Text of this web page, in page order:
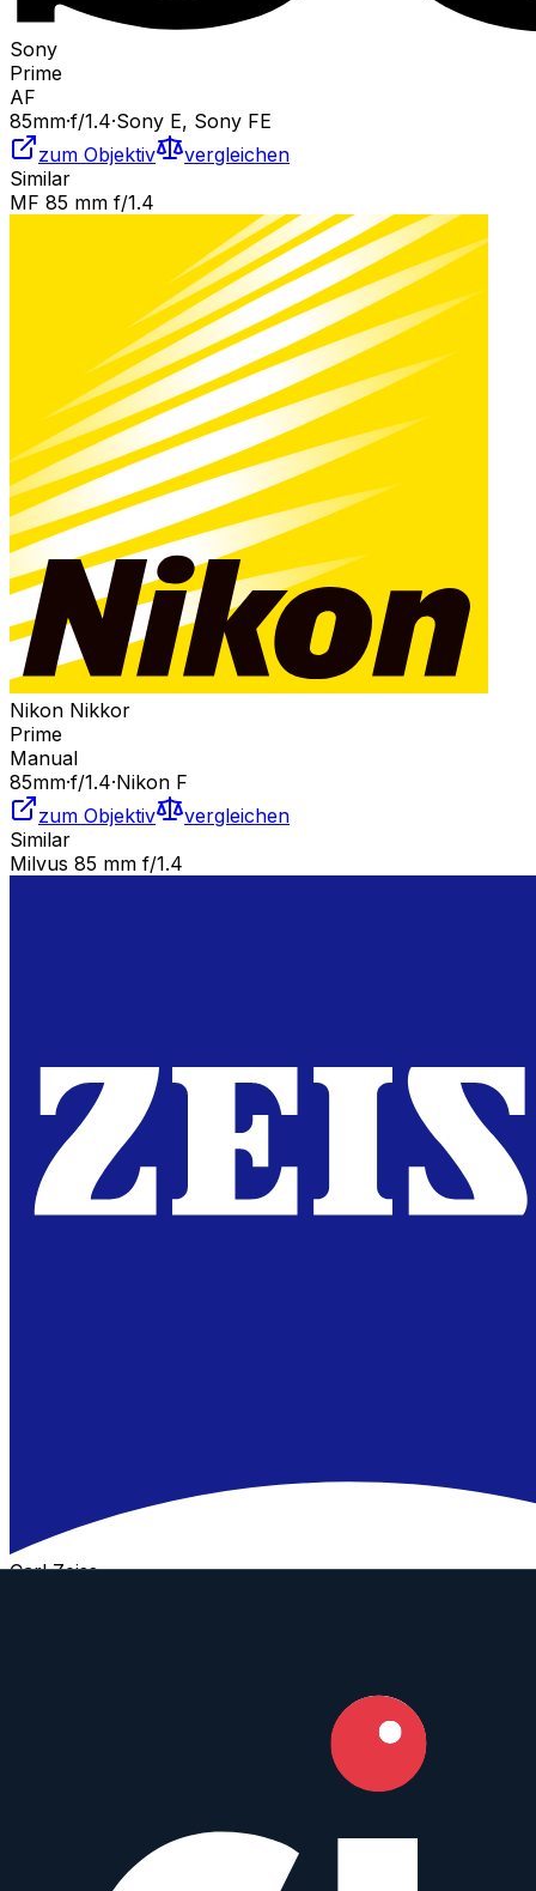
Sony
Prime
AF
85mm·f/1.4·Sony E, Sony FE
zum Objektiv
vergleichen
Similar
MF 85 mm f/1.4
Nikon Nikkor
Prime
Manual
85mm·f/1.4·Nikon F
zum Objektiv
vergleichen
Similar
Milvus 85 mm f/1.4
Carl Zeiss